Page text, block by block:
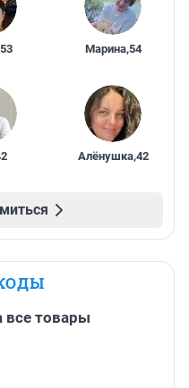
53 Марина,54
Алёнушка,42
все товары